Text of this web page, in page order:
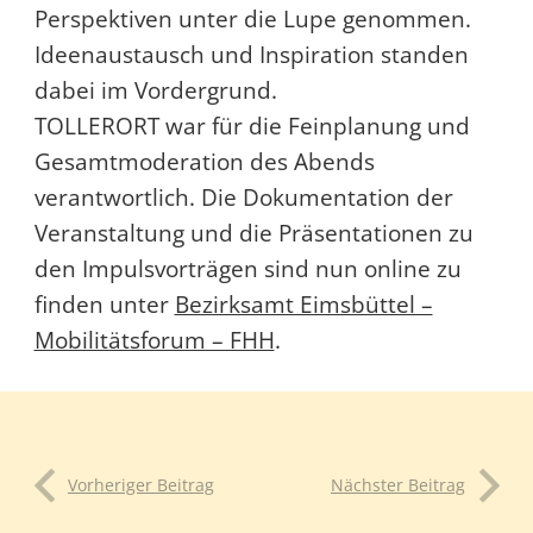
Perspektiven unter die Lupe genommen.
Ideenaustausch und Inspiration standen
dabei im Vordergrund.
TOLLERORT war für die Feinplanung und
Gesamtmoderation des Abends
verantwortlich. Die Dokumentation der
Veranstaltung und die Präsentationen zu
den Impulsvorträgen sind nun online zu
finden unter Bezirksamt Eimsbüttel –
Mobilitätsforum – FHH.
Vorheriger Beitrag Nächster Beitrag